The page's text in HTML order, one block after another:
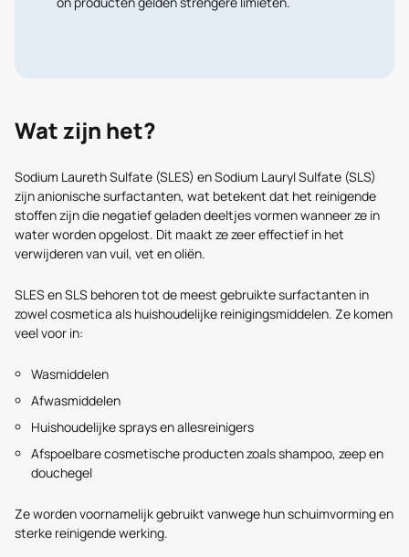
Wat zijn het?
Sodium Laureth Sulfate (SLES) en Sodium Lauryl Sulfate (SLS)
zijn anionische surfactanten, wat betekent dat het reinigende
stoffen zijn die negatief geladen deeltjes vormen wanneer ze in
water worden opgelost. Dit maakt ze zeer effectief in het
verwijderen van vuil, vet en oliën.
SLES en SLS behoren tot de meest gebruikte surfactanten in
zowel cosmetica als huishoudelijke reinigingsmiddelen. Ze komen
veel voor in:
Wasmiddelen
Afwasmiddelen
Huishoudelijke sprays en allesreinigers
Afspoelbare cosmetische producten zoals shampoo, zeep en
douchegel
Ze worden voornamelijk gebruikt vanwege hun schuimvorming en
sterke reinigende werking.